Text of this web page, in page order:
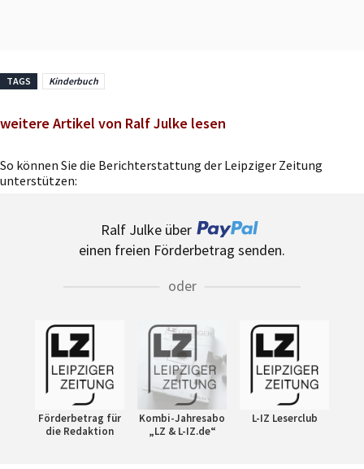
TAGS Kinderbuch
weitere Artikel von Ralf Julke lesen
So können Sie die Berichterstattung der Leipziger Zeitung
unterstützen:
Ralf Julke über
einen freien Förderbetrag senden.
oder
Förderbetrag für
die Redaktion
Kombi-Jahresabo
„LZ & L-IZ.de“
L-IZ Leserclub